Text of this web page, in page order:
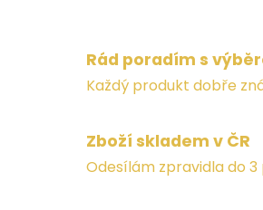
Rád poradím s
Každý produkt dobře
Zboží skladem v ČR
Odesílám zpravidla do